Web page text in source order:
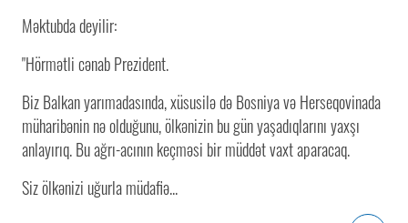
Məktubda deyilir:
"Hörmətli cənab Prezident.
Biz Balkan yarımadasında, xüsusilə də Bosniya və Herseqovinada
müharibənin nə olduğunu, ölkənizin bu gün yaşadıqlarını yaxşı
anlayırıq. Bu ağrı-acının keçməsi bir müddət vaxt aparacaq.
Siz ölkənizi uğurla müdafiə...